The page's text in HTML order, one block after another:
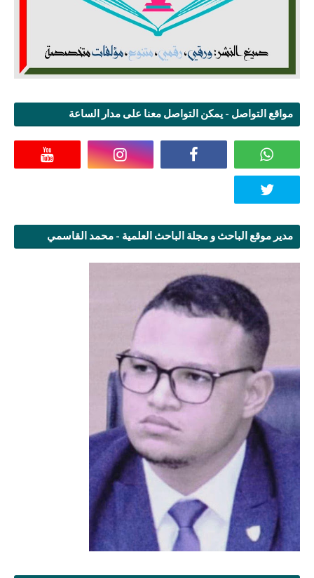
مواقع التواصل - يمكن التواصل معنا على مدار الساعة
مدير موقع الباحث و مجلة الباحث العلمية - محمد القاسمي